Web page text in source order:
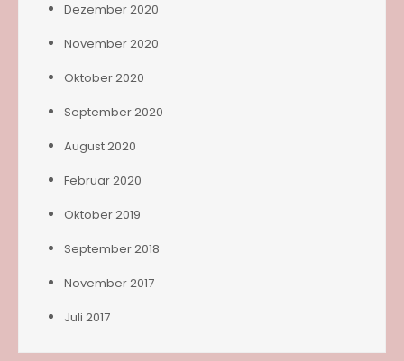
Dezember 2020
November 2020
Oktober 2020
September 2020
August 2020
Februar 2020
Oktober 2019
September 2018
November 2017
Juli 2017